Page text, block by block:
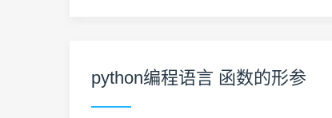
python编程语言 函数的形参